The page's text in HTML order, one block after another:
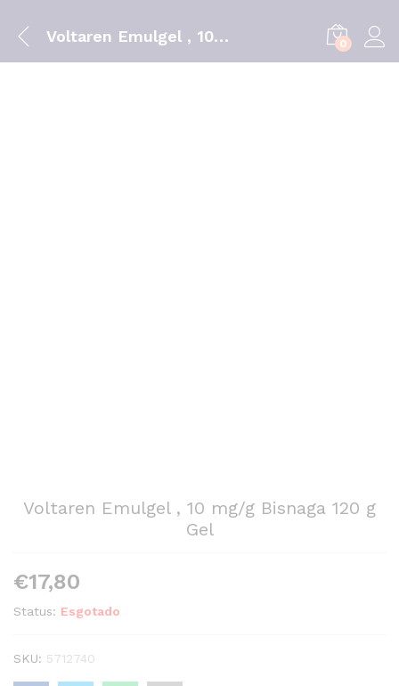
Voltaren Emulgel , 10 mg/g Bisnaga 120 g Gel 0
Voltaren Emulgel , 10 mg/g Bisnaga 120 g
Gel
€17,80
Status: Esgotado
SKU: 5712740